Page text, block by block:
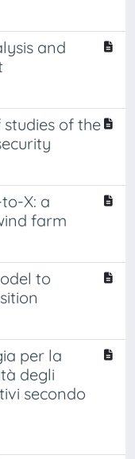
and
of the
X: a
farm
to
per la
degli
secondo